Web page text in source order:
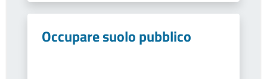
Occupare suolo pubblico